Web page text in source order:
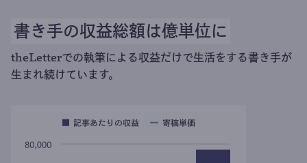
書き手の収益総額は億単位に
theLetterでの執筆による収益だけで生活をする書き手が
生まれ続けています。